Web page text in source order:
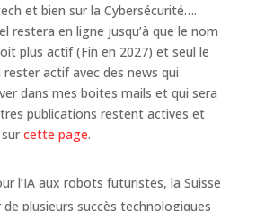
et bien sur la Cybersécurité….
restera en ligne jusqu’à que le nom
plus actif (Fin en 2027) et seul le
actif avec des news qui
dans mes boites mails et qui sera
publications restent actives et
cette page.
l’IA aux robots futuristes, la Suisse
plusieurs succès technologiques